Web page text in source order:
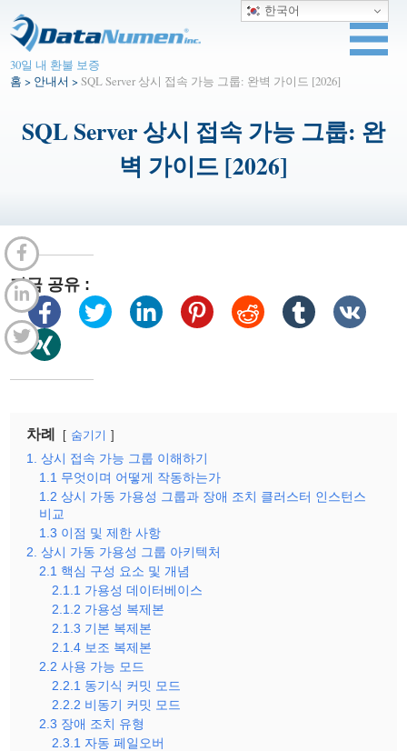
30일 내 환불 보증
홈 > 안내서 >SQL Server 상시 접속 가능 그룹: 완벽 가이드 [2026]
SQL Server 상시 접속 가능 그룹: 완
벽 가이드 [2026]
지금 공유 :
차례 숨기기
1. 상시 접속 가능 그룹 이해하기
1.1 무엇이며 어떻게 작동하는가
1.2 상시 가동 가용성 그룹과 장애 조치 클러스터 인스턴스
비교
1.3 이점 및 제한 사항
2. 상시 가동 가용성 그룹 아키텍처
2.1 핵심 구성 요소 및 개념
2.1.1 가용성 데이터베이스
2.1.2 가용성 복제본
2.1.3 기본 복제본
2.1.4 보조 복제본
2.2 사용 가능 모드
2.2.1 동기식 커밋 모드
2.2.2 비동기 커밋 모드
2.3 장애 조치 유형
2.3.1 자동 페일오버
한국어